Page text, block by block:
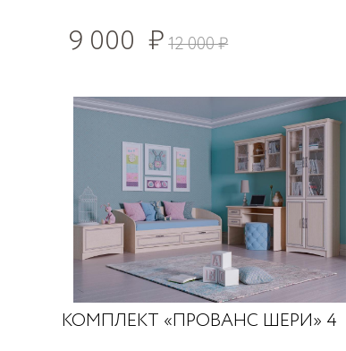
9 000 ₽12 000₽
КОМПЛЕКТ «ПРОВАНС ШЕРИ» 4